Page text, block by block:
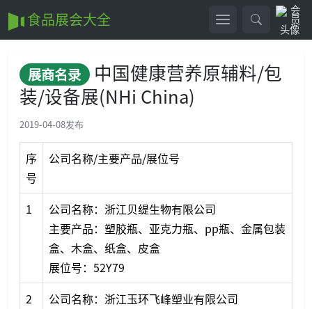
食品展会大全
展商名录 中国健康营养原辅料/包
装/设备展(NHi China)
2019-04-08发布
序
号
公司名称/主要产品/展位号
1
公司名称：浙江贝缇生物有限公司
主要产品：塑胶瓶、亚克力瓶、pp瓶、金属包装
盒、木盒、纸盒、皮盒
展位号：52Y79
2
公司名称：浙江玉环飞峰塑业有限公司